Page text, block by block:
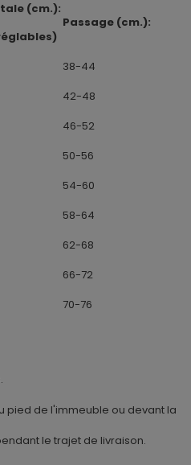
(cm.):
Passage (cm.):
38-44
42-48
46-52
50-56
54-60
58-64
62-68
66-72
70-76
pied de l'immeuble ou devant la
le trajet de livraison.